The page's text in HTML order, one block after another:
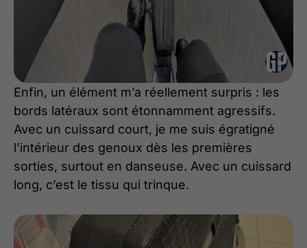
Enfin, un élément m’a réellement surpris : les
bords latéraux sont étonnamment agressifs.
Avec un cuissard court, je me suis égratigné
l’intérieur des genoux dès les premières
sorties, surtout en danseuse. Avec un cuissard
long, c’est le tissu qui trinque.